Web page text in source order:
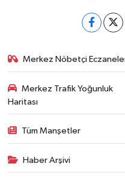
Merkez Nöbetçi
Merkez Trafik Yoğunluk
Haritası
Tüm Manşetler
Haber Arşivi